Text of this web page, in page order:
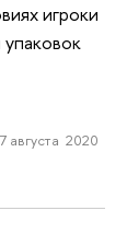
игроки
августа 2020